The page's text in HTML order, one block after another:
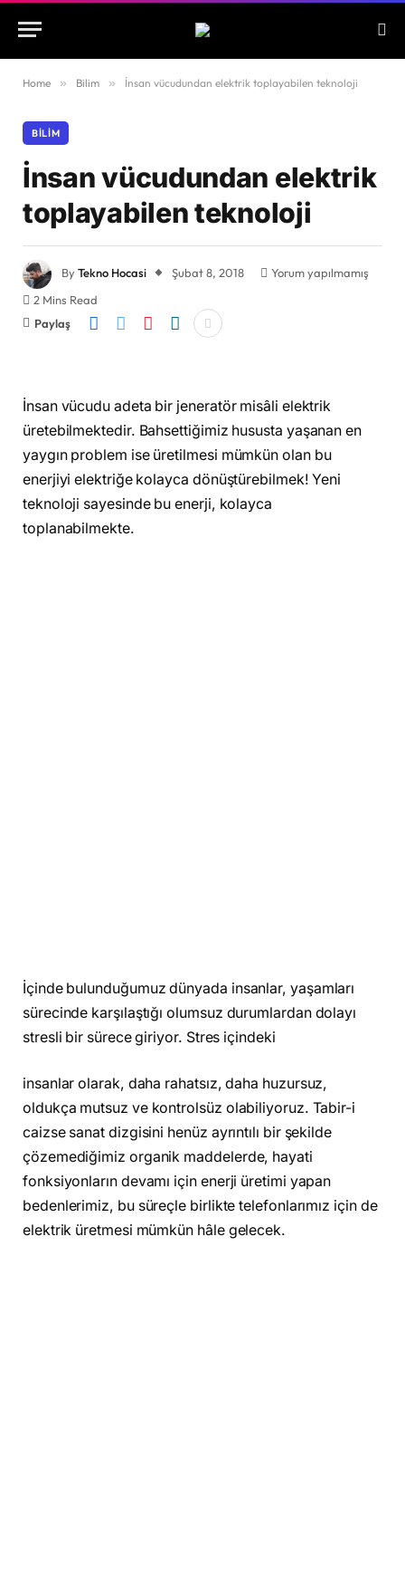
Home » Bilim » İnsan vücudundan elektrik toplayabilen teknoloji
BILIM
İnsan vücudundan elektrik
toplayabilen teknoloji
ByTekno Hocasi Şubat 8, 2018
Yorum yapılmamış
2 Mins Read
Paylaş
İnsan vücudu adeta bir jeneratör misâli elektrik
üretebilmektedir. Bahsettiğimiz hususta yaşanan en
yaygın problem ise üretilmesi mümkün olan bu
enerjiyi elektriğe kolayca dönüştürebilmek! Yeni
teknoloji sayesinde bu enerji, kolayca
toplanabilmekte.
İçinde bulunduğumuz dünyada insanlar, yaşamları
sürecinde karşılaştığı olumsuz durumlardan dolayı
stresli bir sürece giriyor. Stres içindeki
insanlar olarak, daha rahatsız, daha huzursuz,
oldukça mutsuz ve kontrolsüz olabiliyoruz. Tabir-i
caizse sanat dizgisini henüz ayrıntılı bir şekilde
çözemediğimiz organik maddelerde, hayati
fonksiyonların devamı için enerji üretimi yapan
bedenlerimiz, bu süreçle birlikte telefonlarımız için de
elektrik üretmesi mümkün hâle gelecek.